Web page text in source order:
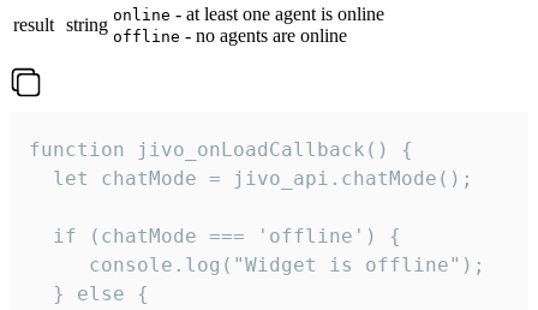
result string online - at least one agent is online
offline - no agents are online
function jivo_onLoadCallback() {
  let chatMode = jivo_api.chatMode();
  if (chatMode === 'offline') {
     console.log("Widget is offline");
  } else {